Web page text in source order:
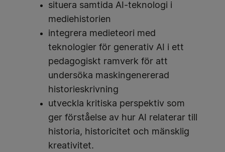
situera samtida AI-teknologi i
mediehistorien
integrera medieteori med
teknologier för generativ AI i ett
pedagogiskt ramverk för att
undersöka maskingenererad
historieskrivning
utveckla kritiska perspektiv som
ger förståelse av hur AI relaterar till
historia, historicitet och mänsklig
kreativitet.